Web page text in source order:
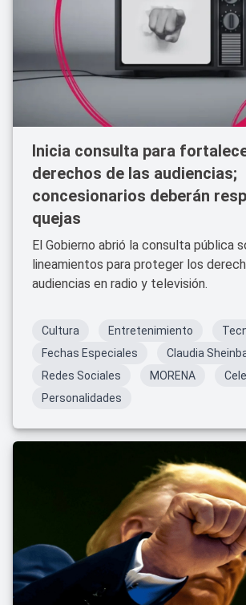
Inicia consulta para
derechos de las audiencias;
concesionarios deberán
quejas
El Gobierno abrió la consulta pública
lineamientos para proteger los
audiencias en radio y televisión.
Cultura Entretenimiento
Fechas Especiales
Claudia
Redes Sociales
MORENA
Personalidades